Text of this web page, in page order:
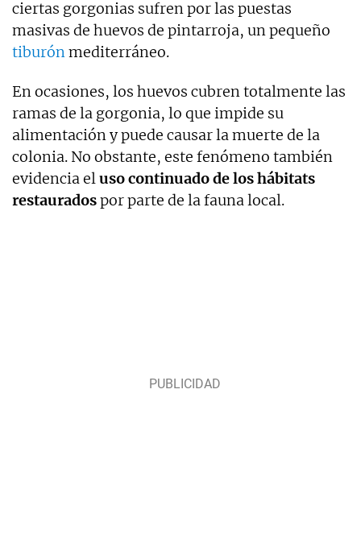
ciertas gorgonias sufren por las puestas
masivas de huevos de pintarroja, un pequeño
tiburónmediterráneo.
En ocasiones, los huevos cubren totalmente las
ramas de la gorgonia, lo que impide su
alimentación y puede causar la muerte de la
colonia. No obstante, este fenómeno también
evidencia eluso continuado de los hábitats
restauradospor parte de la fauna local.